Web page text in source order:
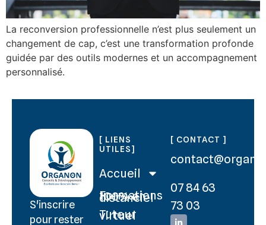
La reconversion professionnelle n’est plus seulement un
changement de cap, c’est une transformation profonde
guidée par des outils modernes et un accompagnement
personnalisé.
S'inscrire
pour rester
[ LIENS
UTILES]
Accueil
Formations 100% en distanciel
Tuteur virtuel
[ CONTACT ]
07 84 63
73 03